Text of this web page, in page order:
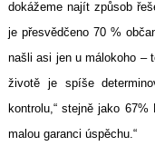
dokážeme najít způsob
je přesvědčeno 70 %
našli asi jen u málokoho –
životě je spíše
kontrolu,“ stejně jako
malou garanci úspěchu.“